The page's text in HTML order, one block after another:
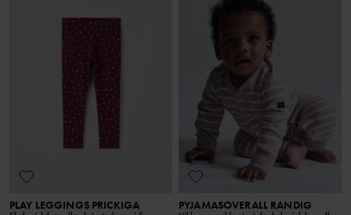
PLAY LEGGINGS PRICKIGA PYJAMASOVERALL RANDIG